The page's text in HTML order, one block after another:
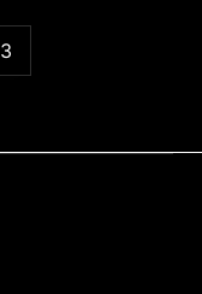
3